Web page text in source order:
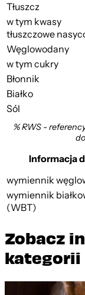
Tłuszcz
w tym kwasy
tłuszczowe
Węglowodany
w tym cukry
Błonnik
Białko
Sól
% RWS -
Informacja
wymiennik
wymiennik
(WBT)
Zobacz
kategorii